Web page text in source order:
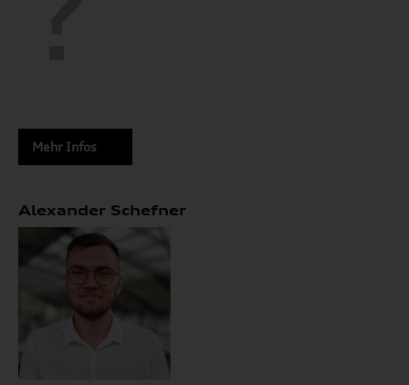
Mehr Infos
Alexander Schefner